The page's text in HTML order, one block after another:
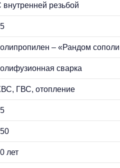
внутренней резьбой
– «Рандом
сварка
ГВС, отопление
лет